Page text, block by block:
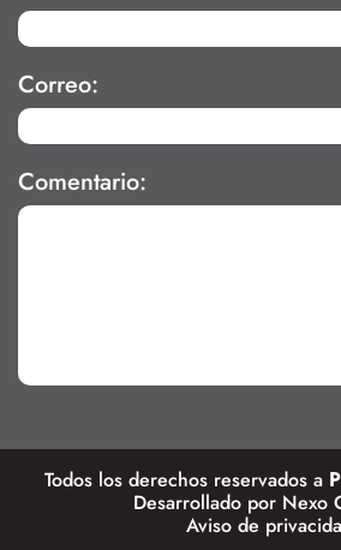
Correo:
Comentario:
Todos los derechos reservados a
Desarrollado por Nexo
Aviso de